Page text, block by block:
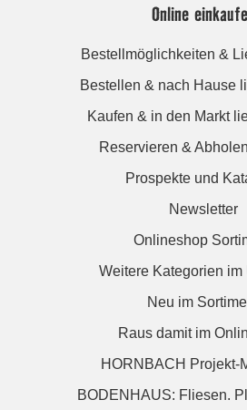
Online
Bestellmöglichkeiten &
Bestellen & nach Hause
Kaufen & in den Markt
Reservieren &
Prospekte und
Newsletter
Onlineshop
Weitere Kategorien im
Neu im
Raus damit im
HORNBACH Projekt-
BODENHAUS: Fliesen.